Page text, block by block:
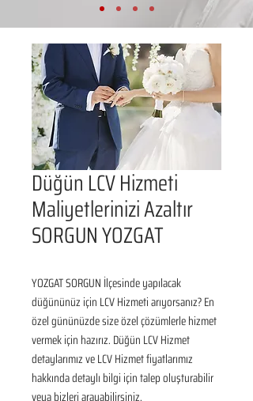
Düğün LCV Hizmeti
Maliyetlerinizi Azaltır
SORGUN YOZGAT
YOZGAT SORGUN İlçesinde yapılacak
düğününüz için LCV Hizmeti arıyorsanız? En
özel gününüzde size özel çözümlerle hizmet
vermek için hazırız. Düğün LCV Hizmet
detaylarımız ve LCV Hizmet fiyatlarımız
hakkında detaylı bilgi için talep oluşturabilir
veya bizleri arayabilirsiniz.